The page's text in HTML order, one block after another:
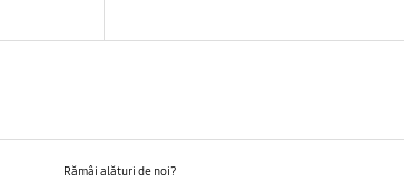
Rămâi alături de noi?